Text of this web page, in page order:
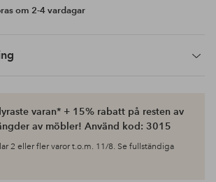
om 2-4 vardagar
varan* + 15% rabatt på resten av
av möbler! Använd kod: 3015
2 eller fler varor t.o.m. 11/8. Se fullständiga